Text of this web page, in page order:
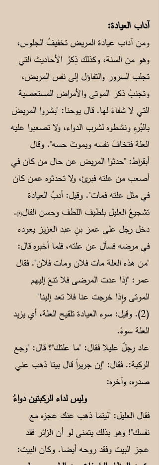
آداب العيادة:
ومن آداب عيادة المريض تخفيفُ الجلوس،
وهو من السنة، وكذلك ذِكرُ الأحاديث التي
تجلب السرور والتفاؤل إلى نفس المريض،
وتجنبُ ذكر الموتى والأمراض المستعصية
التي لا شفاءَ لها. قال يوحنا: "بشروا المريضَ
بالبُرءِ ونشطوه لشرب الدواء، ولا تصعبوا عليه
العلة فتخافَ نفسه ويموتَ حسه". وقال
أبقراط: "حدثوا المريض عن حال من كان في
أصعب من علته فبرئ، ولا تحدثوه عمن كان
في مثل علته فمات". وقيل: أدبُ العيادة
تشجيعُ العليل بلطيف اللطف وحسن الفال(3)
.
دخل رجل على عمرَ بنِ عبد العزيز يعوده
في مرضه فسأل عن علته، فلما أخبره قال:
"من هذه العلة مات فلان ومات فلان". فقال
عمر: "إذا عدت المرضى فلا تنعَ إليهم
الموتى وإذا خرجت عنا فلا تعد إلينا"
(2). وقيل: سوء العيادة تلقيح العلة، أي يزيد
العلة سوءً.
عاد رجلٌ عليلا فقال: "ما علتك"؟ قال: "وجع
الركبة:. فقال: "إن جريراً قال بيتا ذهب عني
صدره، وآخره:
وليس لداء الركبتين دواءُ
فقال العليل: "ليتما ذهب عنك عجزه مع
نفسك"! وهو بذلك يتمنى لو أن الزائر فقد
عجز البيت وفقد روحه أيضا. وكان البيت: